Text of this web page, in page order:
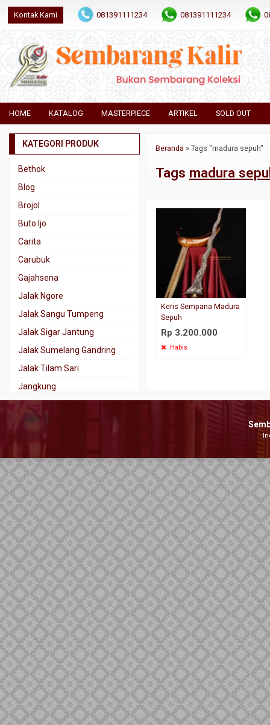
Kontak Kami 081391111234 081391111234
HOME KATALOG MASTERPIECE ARTIKEL SOLD OUT
Beranda» Tags "madura sepuh"
Tags madura
Keris Sempana Madura
Sepuh
Rp 3.200.000
Habis
KATEGORI PRODUK
Bethok
Blog
Brojol
Buto Ijo
Carita
Carubuk
Gajahsena
Jalak Ngore
Jalak Sangu Tumpeng
Jalak Sigar Jantung
Jalak Sumelang Gandring
Jalak Tilam Sari
Jangkung
Jaran Goyang
Kala Nadhah
Karno Tanding
Kebo Kantong
Kebo Lajer
Keris Tindih
Kinatah
Minyak Keris
Naga Liman
Naga Liong
Naga SIluman
Pandawa
Panimbal
Panji Pengantin
Parungsari
Pasopati
Pulanggeni